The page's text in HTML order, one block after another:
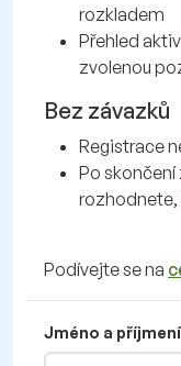
rozkladem
Přehled
zvolenou
Bez závazků
Registrace
Po skončení
Podívejte se na
Jméno a příjmení